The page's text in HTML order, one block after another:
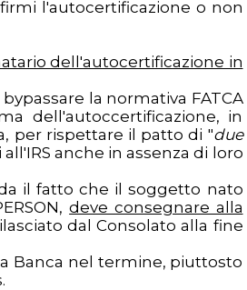
l'autocertificazione o non
dell'autocertificazione in
la normativa FATCA
dell'autoccertificazione, in
per rispettare il patto di "due
anche in assenza di loro
il fatto che il soggetto nato
deve consegnare alla
dal Consolato alla fine
Banca nel termine, piuttosto